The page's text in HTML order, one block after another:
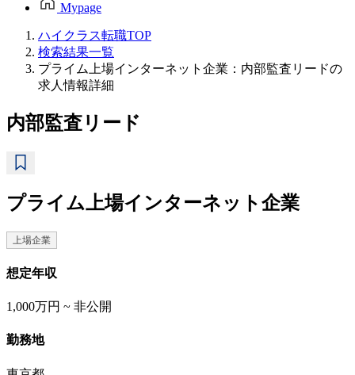
Mypage
ハイクラス転職TOP
検索結果一覧
プライム上場インターネット企業：内部監査リードの
求人情報詳細
内部監査リード
プライム上場インターネット企業
上場企業
想定年収
1,000万円 ~ 非公開
勤務地